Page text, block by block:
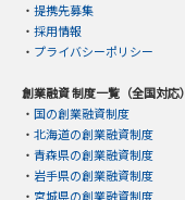
・ 提携先募集
・ 採用情報
・ プライバシーポリシー
創業融資 制度一覧（全国対応）
・ 国の創業融資制度
・ 北海道の創業融資制度
・ 青森県の創業融資制度
・ 岩手県の創業融資制度
・ 宮城県の創業融資制度